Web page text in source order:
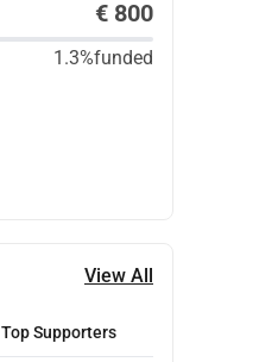
€ 800
1.3%funded
View All
Top Supporters